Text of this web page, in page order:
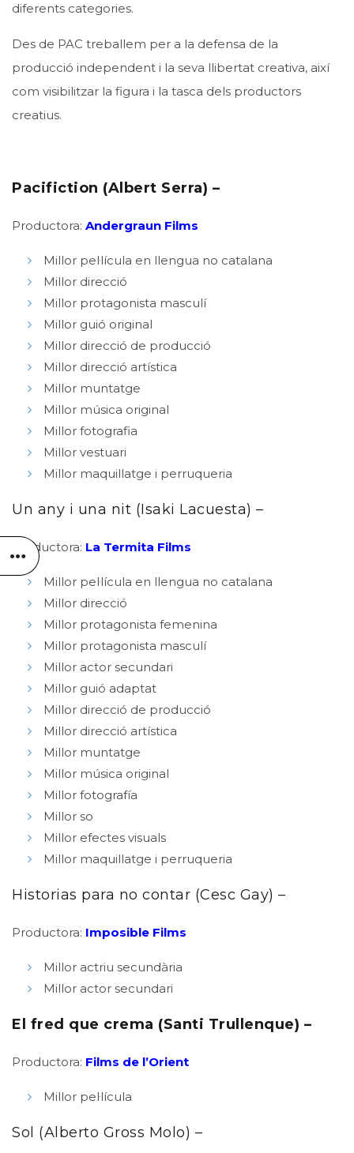
diferents categories.
Des de PAC treballem per a la defensa de la
producció independent i la seva llibertat creativa, així
com visibilitzar la figura i la tasca dels productors
creatius.
Pacifiction (Albert Serra) –
Productora: Andergraun Films
Millor pel·lícula en llengua no catalana
Millor direcció
Millor protagonista masculí
Millor guió original
Millor direcció de producció
Millor direcció artística
Millor muntatge
Millor música original
Millor fotografia
Millor vestuari
Millor maquillatge i perruqueria
Un any i una nit (Isaki Lacuesta) –
Productora: La Termita Films
Millor pel·lícula en llengua no catalana
Millor direcció
Millor protagonista femenina
Millor protagonista masculí
Millor actor secundari
Millor guió adaptat
Millor direcció de producció
Millor direcció artística
Millor muntatge
Millor música original
Millor fotografía
Millor so
Millor efectes visuals
Millor maquillatge i perruqueria
Historias para no contar (Cesc Gay) –
Productora: Imposible Films
Millor actriu secundària
Millor actor secundari
El fred que crema (Santi Trullenque) –
Productora: Films de l’Orient
Millor pel·lícula
Sol (Alberto Gross Molo) –